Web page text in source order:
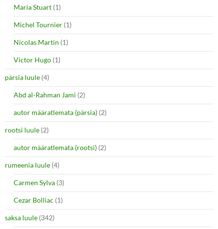
Maria Stuart (1)
Michel Tournier (1)
Nicolas Martin (1)
Victor Hugo (1)
pärsia luule (4)
Abd al-Rahman Jami (2)
autor määratlemata (pärsia) (2)
rootsi luule (2)
autor määratlemata (rootsi) (2)
rumeenia luule (4)
Carmen Sylva (3)
Cezar Bolliac (1)
saksa luule (342)